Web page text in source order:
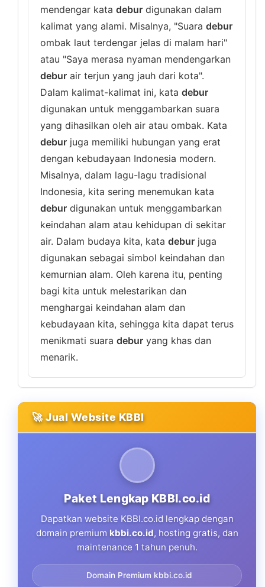
mendengar kata debur digunakan dalam
kalimat yang alami. Misalnya, "Suara debur
ombak laut terdengar jelas di malam hari"
atau "Saya merasa nyaman mendengarkan
debur air terjun yang jauh dari kota".
Dalam kalimat-kalimat ini, kata debur
digunakan untuk menggambarkan suara
yang dihasilkan oleh air atau ombak. Kata
debur juga memiliki hubungan yang erat
dengan kebudayaan Indonesia modern.
Misalnya, dalam lagu-lagu tradisional
Indonesia, kita sering menemukan kata
debur digunakan untuk menggambarkan
keindahan alam atau kehidupan di sekitar
air. Dalam budaya kita, kata debur juga
digunakan sebagai simbol keindahan dan
kemurnian alam. Oleh karena itu, penting
bagi kita untuk melestarikan dan
menghargai keindahan alam dan
kebudayaan kita, sehingga kita dapat terus
menikmati suara debur yang khas dan
menarik.
🚀 Jual Website KBBI
Paket Lengkap KBBI.co.id
Dapatkan website KBBI.co.id lengkap dengan
domain premium kbbi.co.id, hosting gratis, dan
maintenance 1 tahun penuh.
Domain Premium kbbi.co.id